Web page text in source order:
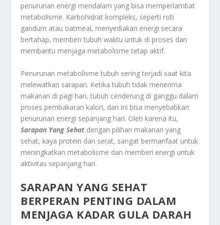
penurunan energi mendalam yang bisa memperlambat
metabolisme. Karbohidrat kompleks, seperti roti
gandum atau oatmeal, menyediakan energi secara
bertahap, memberi tubuh waktu untuk di proses dan
membantu menjaga metabolisme tetap aktif.
Penurunan metabolisme tubuh sering terjadi saat kita
melewatkan sarapan. Ketika tubuh tidak menerima
makanan di pagi hari, tubuh cenderung di ganggu dalam
proses pembakaran kalori, dan ini bisa menyebabkan
penurunan energi sepanjang hari. Oleh karena itu,
Sarapan Yang Sehat dengan pilihan makanan yang
sehat, kaya protein dan serat, sangat bermanfaat untuk
meningkatkan metabolisme dan memberi energi untuk
aktivitas sepanjang hari.
SARAPAN YANG SEHAT
BERPERAN PENTING DALAM
MENJAGA KADAR GULA DARAH